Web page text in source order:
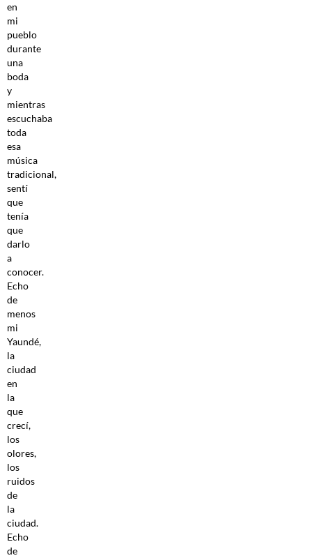
en
mi
pueblo
durante
una
boda
y
mientras
escuchaba
toda
esa
música
tradicional,
sentí
que
tenía
que
darlo
a
conocer.
Echo
de
menos
mi
Yaundé,
la
ciudad
en
la
que
crecí,
los
olores,
los
ruidos
de
la
ciudad.
Echo
de